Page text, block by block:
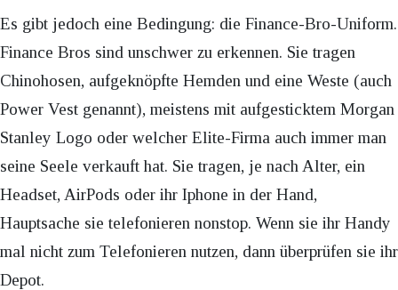
Es gibt jedoch eine Bedingung: die Finance-Bro-Uniform.
Finance Bros sind unschwer zu erkennen. Sie tragen
Chinohosen, aufgeknöpfte Hemden und eine Weste (auch
Power Vest genannt), meistens mit aufgesticktem Morgan
Stanley Logo oder welcher Elite-Firma auch immer man
seine Seele verkauft hat. Sie tragen, je nach Alter, ein
Headset, AirPods oder ihr Iphone in der Hand,
Hauptsache sie telefonieren nonstop. Wenn sie ihr Handy
mal nicht zum Telefonieren nutzen, dann überprüfen sie ihr
Depot.